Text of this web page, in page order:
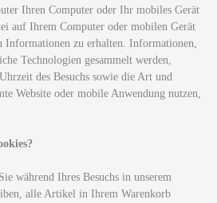
Ihren Computer oder Ihr mobiles Gerät
auf Ihrem Computer oder mobilen Gerät
Informationen zu erhalten. Informationen,
Technologien gesammelt werden,
des Besuchs sowie die Art und
Website oder mobile Anwendung nutzen,
während Ihres Besuchs in unserem
alle Artikel in Ihrem Warenkorb